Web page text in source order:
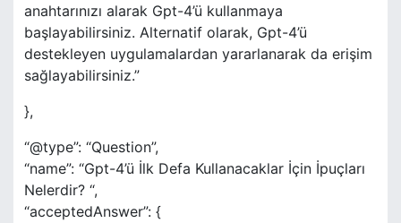
anahtarınızı alarak Gpt-4’ü kullanmaya
başlayabilirsiniz. Alternatif olarak, Gpt-4’ü
destekleyen uygulamalardan yararlanarak da erişim
sağlayabilirsiniz.”
},
“@type”: “Question”,
“name”: “Gpt-4’ü İlk Defa Kullanacaklar İçin İpuçları
Nelerdir? “,
“acceptedAnswer”: {